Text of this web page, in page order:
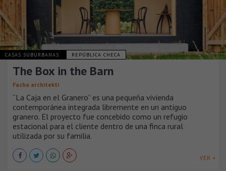
CASAS SUBURBANAS REPÚBLICA CHECA
The Box in the Barn
Facha architekti
“La Caja en el Granero” es una pequeña vivienda
contemporánea integrada libremente en un antiguo
granero. El proyecto fue concebido como un refugio
estacional para el cliente dentro de una finca rural
utilizada por su familia.
VER +